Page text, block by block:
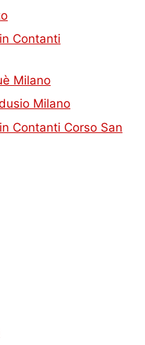
Contanti
Milano
Milano
Contanti Corso San